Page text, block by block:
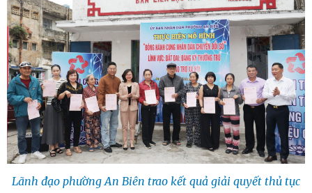
Lãnh đạo phường An Biên trao kết quả giải quyết thủ tục